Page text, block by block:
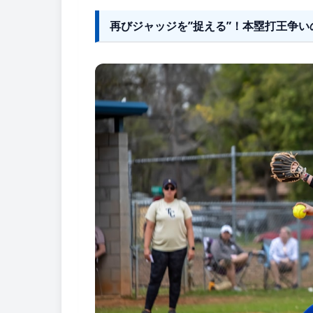
再びジャッジを”捉える”！本塁打王争